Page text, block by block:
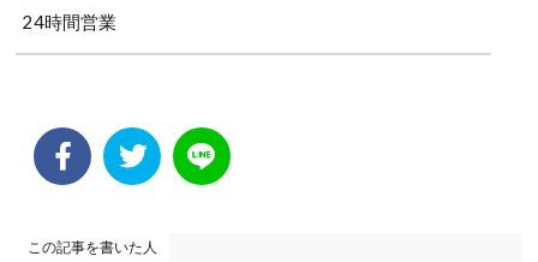
24時間営業
この記事を書いた人